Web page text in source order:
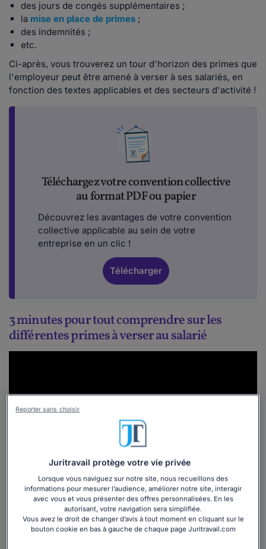
des jours de congés supplémentaires ;
la mise en place de primes ;
des indemnités ;
etc.
Ci-après, vous trouverez un tour d'horizon des primes que
l'employeur peut être amené à verser à ses salariés, en
fonction des textes applicables et des secteurs d'activité !
Téléchargez votre convention collective
au format PDF ou papier
Découvrez les avantages de votre convention
collective applicable au sein de votre
entreprise en un clic !
Télécharger
3 minutes pour tout comprendre sur les
différentes primes à verser au salarié
Top 11 des conventions collectives nationales
Juritravail protège votre vie privée
Lorsque vous naviguez sur notre site, nous recueillons des
informations pour mesurer l’audience, améliorer notre site, interagir
avec vous et vous présenter des offres personnalisées. En les
autorisant, votre navigation sera simplifiée.
Vous avez le droit de changer d’avis à tout moment en cliquant sur le
bouton cookie en bas à gauche de chaque page Juritravail.com
Reporter sans choisir